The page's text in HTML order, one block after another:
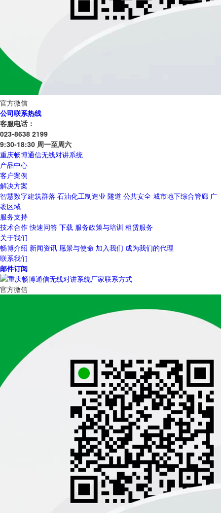
官方微信
公司联系热线
客服电话：
023-8638 2199
9:30-18:30 周一至周六
重庆畅博通信无线对讲系统
产品中心
客户案例
解决方案
智慧数字建筑群落 石油化工制造业 隧道 公共安全 城市地下综合管廊 广
袤区域
服务支持
技术合作 快速问答 下载 服务政策与培训 租赁服务
关于我们
畅博介绍 新闻资讯 愿景与使命 加入我们 成为我们的代理
联系我们
邮件订阅
官方微信